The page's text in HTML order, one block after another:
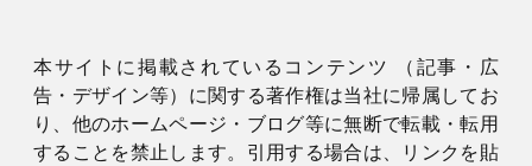
本サイトに掲載されているコンテンツ （記事・広
告・デザイン等）に関する著作権は当社に帰属してお
り、他のホームページ・ブログ等に無断で転載・転用
することを禁止します。引用する場合は、リンクを貼